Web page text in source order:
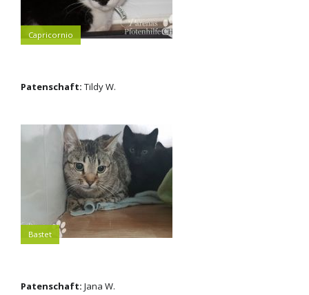
Capricornio
Patenschaft: Tildy W.
Bastet
Patenschaft: Jana W.